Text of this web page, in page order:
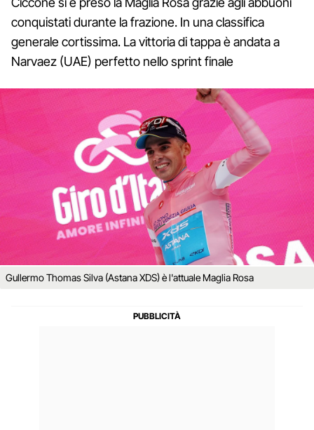
conquistati durante la frazione. In una classifica
generale cortissima. La vittoria di tappa è andata a
Narvaez (UAE) perfetto nello sprint finale
Gullermo Thomas Silva (Astana XDS) è l'attuale Maglia Rosa